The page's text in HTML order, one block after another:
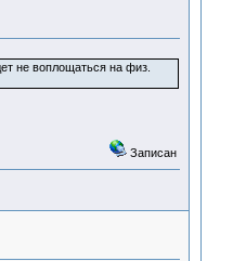
не воплощаться на физ.
Записан